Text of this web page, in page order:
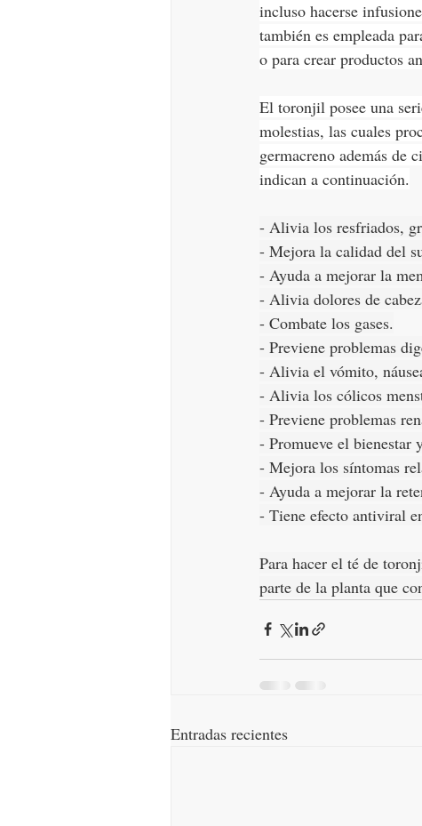
incluso hacerse
también es empleada
o para crear productos
El toronjil posee una
molestias, las cuales
germacreno además de
indican a continuación.
- Alivia los resfriados,
- Mejora la calidad del
- Ayuda a mejorar la
- Alivia dolores de
- Combate los gases.
- Previene problemas
- Alivia el vómito,
- Alivia los cólicos
- Previene problemas
- Promueve el bienestar
- Mejora los síntomas
- Ayuda a mejorar la
- Tiene efecto antiviral
Para hacer el té de
parte de la planta que
Entradas recientes